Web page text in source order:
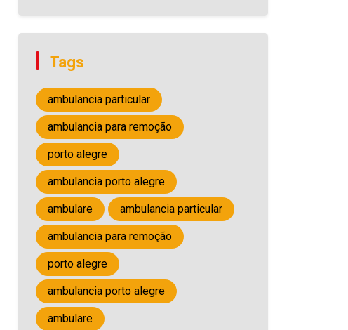
Tags
ambulancia particular
ambulancia para remoção
porto alegre
ambulancia porto alegre
ambulare ambulancia particular
ambulancia para remoção
porto alegre
ambulancia porto alegre
ambulare